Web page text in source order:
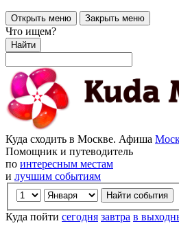
Открыть меню Закрыть меню
Что ищем?
Найти
Куда сходить в Москве. Афиша
Помощник и путеводитель
по интересным местам
и лучшим событиям
Куда пойти сегодня завтра в